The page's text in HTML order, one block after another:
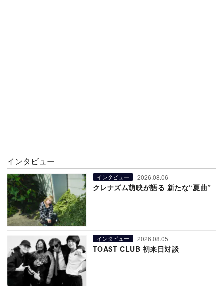
インタビュー
インタビュー 2026.08.06
クレナズム萌映が語る 新たな“夏曲”
インタビュー 2026.08.05
TOAST CLUB 初来日対談